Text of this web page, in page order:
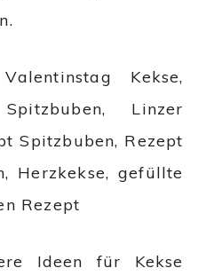
Ideen für Kekse